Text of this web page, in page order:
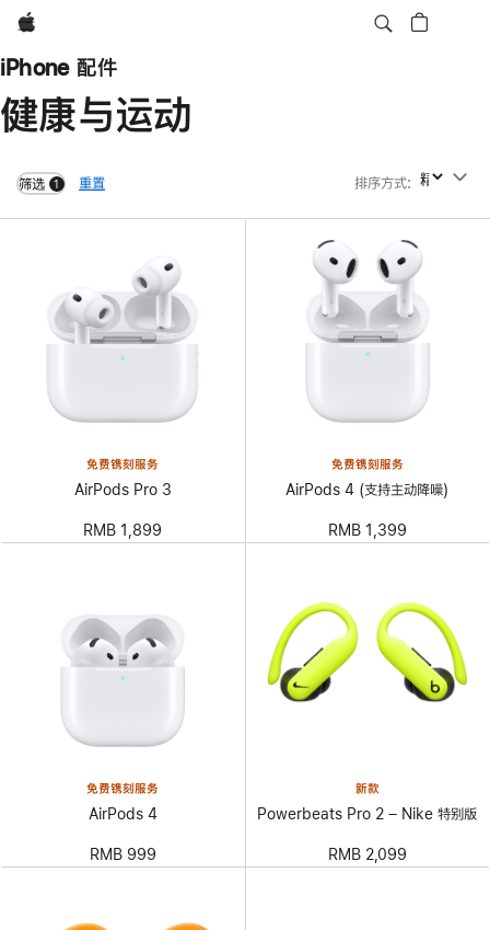
Apple
iPhone 配件
健康与运动
筛选 1
filters active
重置 排序方式: 排序方式
免费镌刻服务
AirPods Pro 3
RMB 1,899
免费镌刻服务
AirPods 4 (支持主动降噪)
RMB 1,399
免费镌刻服务
AirPods 4
RMB 999
新款
Powerbeats Pro 2 – Nike 特别版
RMB 2,099